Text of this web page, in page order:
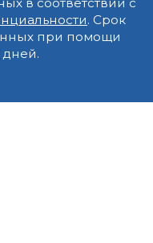
в соответствии с
. Срок
при помощи
дней.